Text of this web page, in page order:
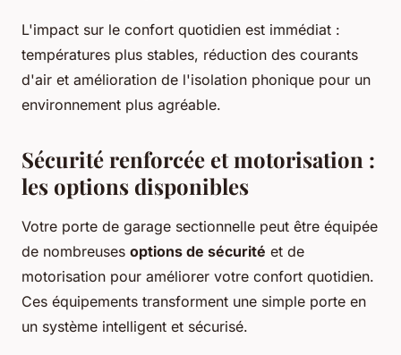
L'impact sur le confort quotidien est immédiat :
températures plus stables, réduction des courants
d'air et amélioration de l'isolation phonique pour un
environnement plus agréable.
Sécurité renforcée et motorisation :
les options disponibles
Votre porte de garage sectionnelle peut être équipée
de nombreuses options de sécurité et de
motorisation pour améliorer votre confort quotidien.
Ces équipements transforment une simple porte en
un système intelligent et sécurisé.